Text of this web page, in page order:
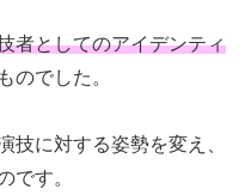
者としてのアイデンティ
のでした。
技に対する姿勢を変え、
です。